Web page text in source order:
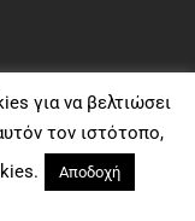
για να βελτιώσει
τον ιστότοπο,
Αποδοχή